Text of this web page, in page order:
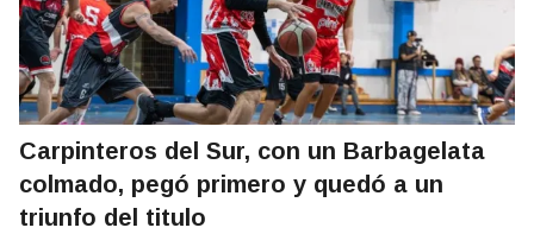
Carpinteros del Sur, con un Barbagelata
colmado, pegó primero y quedó a un
triunfo del titulo